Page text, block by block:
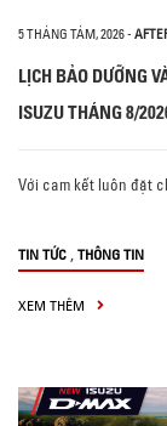
5 THÁNG TÁM, 2026-
LỊCH BẢO DƯỠNG
ISUZU THÁNG 8/
Với cam kết luôn đặt
TIN TỨC , THÔNG TIN
XEM THÊM